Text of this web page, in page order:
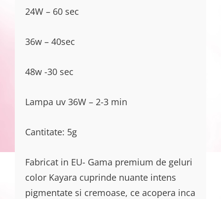
24W – 60 sec
36w – 40sec
48w -30 sec
Lampa uv 36W – 2-3 min
Cantitate: 5g
Fabricat in EU- Gama premium de geluri
color Kayara cuprinde nuante intens
pigmentate si cremoase, ce acopera inca